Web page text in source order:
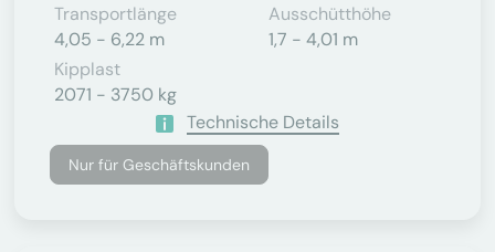
Transportlänge
4,05 - 6,22 m
Ausschütthöhe
1,7 - 4,01 m
Kipplast
2071 - 3750 kg
Technische Details
Nur für Geschäftskunden